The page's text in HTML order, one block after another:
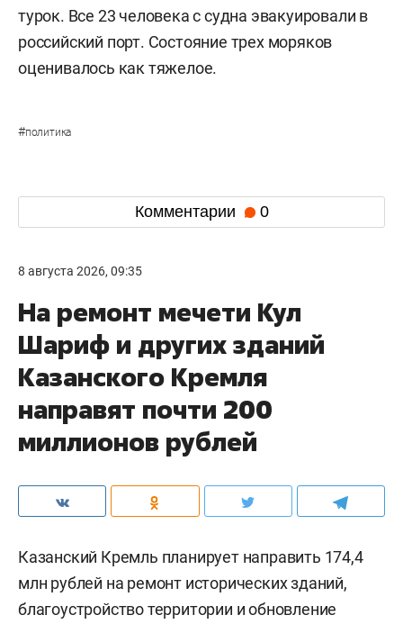
турок. Все 23 человека с судна эвакуировали в
российский порт. Состояние трех моряков
оценивалось как тяжелое.
#политика
Комментарии 0
8 августа 2026, 09:35
На ремонт мечети Кул
Шариф и других зданий
Казанского Кремля
направят почти 200
миллионов рублей
Казанский Кремль планирует направить 174,4
млн рублей на ремонт исторических зданий,
благоустройство территории и обновление